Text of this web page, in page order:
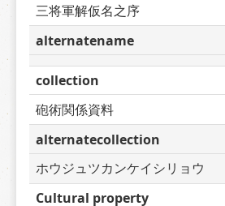
三将軍解仮名之序
alternatename
collection
砲術関係資料
alternatecollection
ホウジュツカンケイシリョウ
Cultural property